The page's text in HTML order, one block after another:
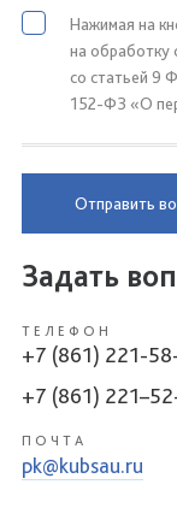
Нажимая на
на обработку
со статьей 9
152-ФЗ «О
Отправить
Задать
ТЕЛЕФОН
+7 (861) 221-
+7 (861)
ПОЧТА
pk@kubsau.ru